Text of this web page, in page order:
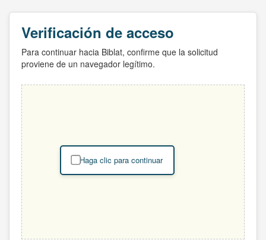
Verificación de acceso
Para continuar hacia Biblat, confirme que la solicitud
proviene de un navegador legítimo.
Haga clic para continuar